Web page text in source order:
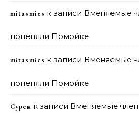
mitasmies к записи Вменяемые
попеняли Помойке
mitasmies к записи Вменяемые
попеняли Помойке
Сурен к записи Вменяемые